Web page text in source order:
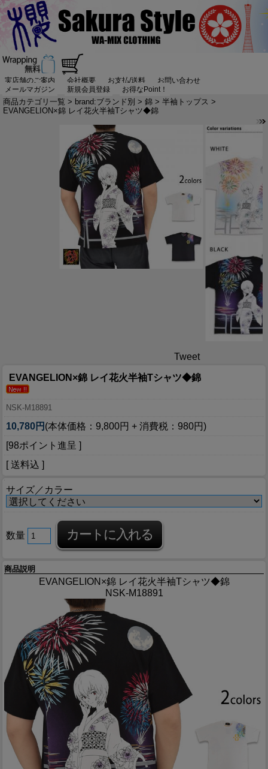
実店舗のご案内 会社概要 お支払/送料
お問い合わせ
メールマガジン
新規会員登録 お得なPoint！
商品カテゴリ一覧 > brand:ブランド別 > 錦 > 半袖トップス >
EVANGELION×錦 レイ花火半袖Tシャツ◆錦
Tweet
EVANGELION×錦 レイ花火半袖Tシャツ◆錦
NSK-M18891
10,780円 (本体価格：9,800円 + 消費税：980円)
[98ポイント進呈 ]
[ 送料込 ]
サイズ／カラー
数量
商品説明
EVANGELION×錦 レイ花火半袖Tシャツ◆錦
NSK-M18891